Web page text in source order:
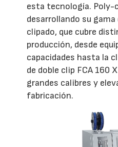
esta tecnología.
desarrollando su gama
clipado, que cubre
producción, desde
capacidades hasta la
de doble clip FCA 160
grandes calibres y
fabricación.